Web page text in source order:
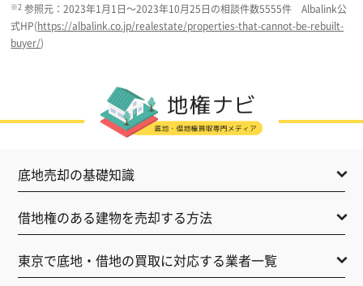
※2 参照元：2023年1月1日～2023年10月25日の相談件数5555件 Albalink公
式HP(https://albalink.co.jp/realestate/properties-that-cannot-be-rebuilt-
buyer/)
底地売却の基礎知識
借地権のある建物を売却する方法
東京で底地・借地の買取に対応する業者一覧